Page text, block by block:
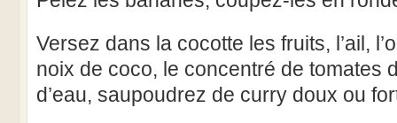
Versez dans la cocotte les fruits, l’ail,
noix de coco, le concentré de tomates
d’eau, saupoudrez de curry doux ou